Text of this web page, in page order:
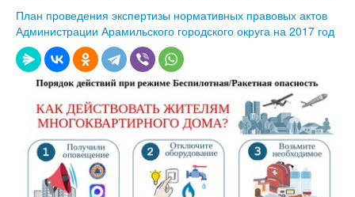
План проведения экспертизы нормативных правовых актов
Администрации Арамильского городского округа на 2017 год